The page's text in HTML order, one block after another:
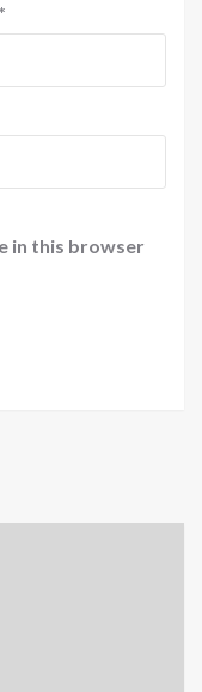
*
in this browser